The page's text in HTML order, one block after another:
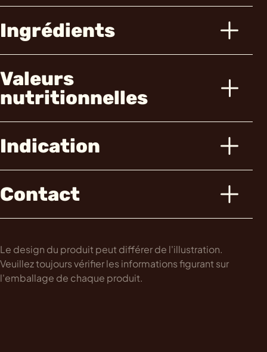
Ingrédients
Valeurs
nutritionnelles
Indication
Contact
Le design du produit peut différer de l'illustration.
Veuillez toujours vérifier les informations figurant sur
l'emballage de chaque produit.